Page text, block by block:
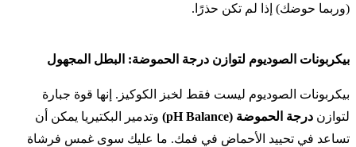
(وربما حوضك) إذا لم تكن حذرًا.
بيكربونات الصوديوم لتوازن درجة الحموضة: البطل المجهول
بيكربونات الصوديوم ليست فقط لخبز الكوكيز. إنها قوة جبارة
لتوازن درجة الحموضة (pH Balance)
وتدمير البكتيريا يمكن أن
تساعد في تحييد الأحماض في فمك. ما عليك سوى غمس فرشاة